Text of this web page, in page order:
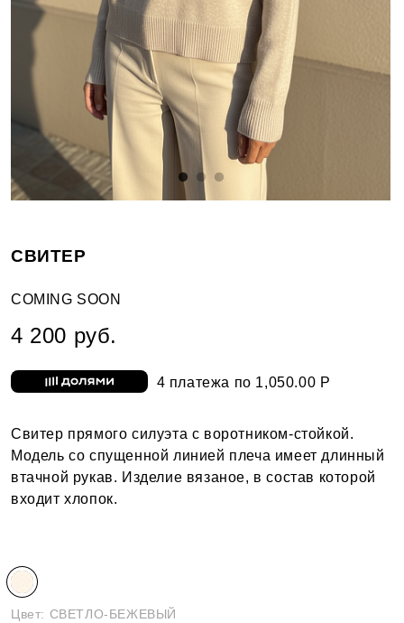
СВИТЕР
COMING SOON
4 200 руб.
4 платежа по 1,050.00 Р
Свитер прямого силуэта с воротником-стойкой.
Модель со спущенной линией плеча имеет длинный
втачной рукав. Изделие вязаное, в состав которой
входит хлопок.
Цвет: СВЕТЛО-БЕЖЕВЫЙ